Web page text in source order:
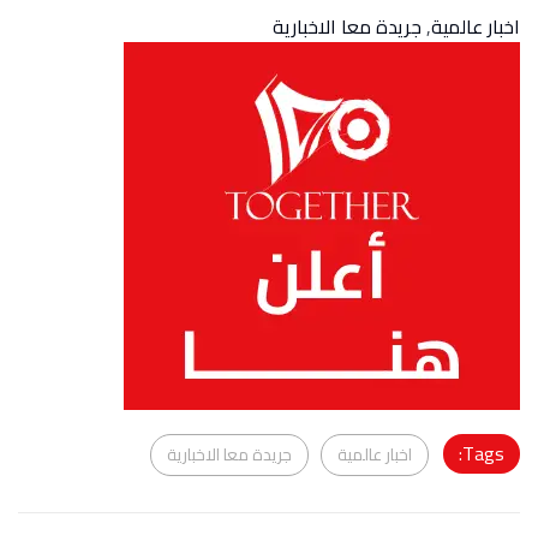
اخبار عالمية,جريدة معا الاخبارية
Tags: اخبار عالمية جريدة معا الاخبارية